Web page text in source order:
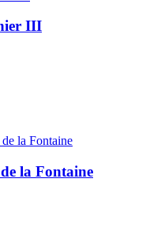
III
la Fontaine